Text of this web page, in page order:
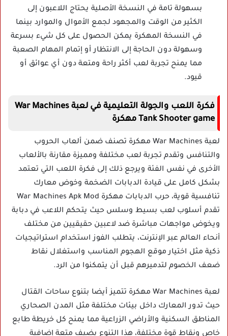
بسهولة تامة في النسخة الأصلية يحتاج اللاعبون إلى
الكثير من الوقت والمجهود لجمع الأموال والموارد بينما
في النسخة المهكرة يمكن الحصول على كل شيء بسرعة
وسهولة دون الحاجة إلى الانتظار أو إتمام المهام الصعبة
مما يمنح تجربة لعب أكثر راحة ومتعة دون أي عوائق أو
قيود.
فكرة اللعب والجولة التعليمية في لعبة War Machines
Tank Shooter game مهكرة
لعبة War Machines مهكرة تصنف ضمن ألعاب الحروب
والتنافس وتقدم تجربة لعب مختلفة ومميزة مقارنة بالألعاب
الأخرى في نفس الفئة ويرجع ذلك إلى فكرة اللعب التي تعتمد
بشكل كامل على قيادة الدبابات الضخمة وخوض معارك
تنافسية قوية، حرب الدبابات مهكرة War Machines Apk Mod
تقدم أسلوب لعب بسيط وسلس حيث يتحكم اللاعب في دبابة
ويخوض مواجهات مباشرة ضد لاعبين حقيقيين من مختلف
أنحاء العالم عبر الإنترنت، يتطلب الفوز استخدام استراتيجيات
ذكية مثل اختيار موقع الهجوم المناسب واستغلال نقاط
ضعف الخصوم لتدميرهم قبل أن يتمكنوا من الرد.
لعبة War Machines مهكرة تتميز أيضا بتنوع ساحات القتال
حيث تدور المعارك داخل بيئات مختلفة مثل المدن الصحاري
المناطق السكنية والأراضي الزراعية مما يمنح كل خريطة طابع
خاص ونقاط قوة مختلفة، هذا التنوع يضيف متعة إضافية